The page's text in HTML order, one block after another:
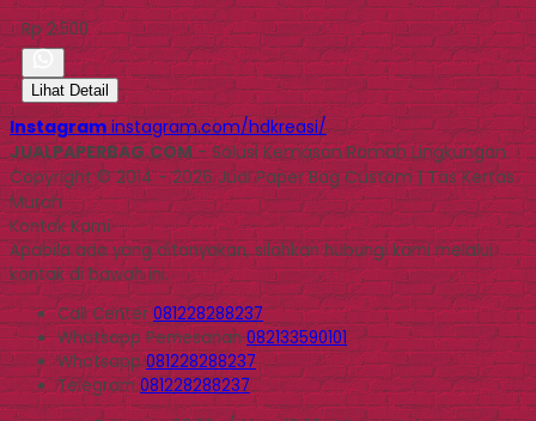
Rp 2.500
Lihat Detail
Instagram instagram.com/hdkreasi/
JUALPAPERBAG.COM- Solusi Kemasan Ramah Lingkungan
Copyright © 2014 - 2026 Jual Paper Bag Custom | Tas Kertas
Murah
Kontak Kami
Apabila ada yang ditanyakan, silahkan hubungi kami melalui
kontak di bawah ini.
Call Center081228288237
WhatsappPemesanan 082133590101
Whatsapp081228288237
Telegram081228288237